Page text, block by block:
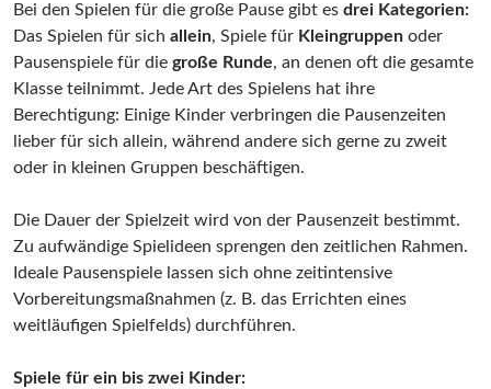
Bei den Spielen für die große Pause gibt es drei Kategorien:
Das Spielen für sich allein, Spiele für Kleingruppen oder
Pausenspiele für die große Runde, an denen oft die gesamte
Klasse teilnimmt. Jede Art des Spielens hat ihre
Berechtigung: Einige Kinder verbringen die Pausenzeiten
lieber für sich allein, während andere sich gerne zu zweit
oder in kleinen Gruppen beschäftigen.
Die Dauer der Spielzeit wird von der Pausenzeit bestimmt.
Zu aufwändige Spielideen sprengen den zeitlichen Rahmen.
Ideale Pausenspiele lassen sich ohne zeitintensive
Vorbereitungsmaßnahmen (z. B. das Errichten eines
weitläufigen Spielfelds) durchführen.
Spiele für ein bis zwei Kinder: